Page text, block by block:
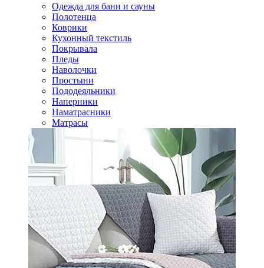
Одежда для бани и сауны
Полотенца
Коврики
Кухонный текстиль
Покрывала
Пледы
Наволочки
Простыни
Пододеяльники
Наперники
Наматрасники
Матрасы